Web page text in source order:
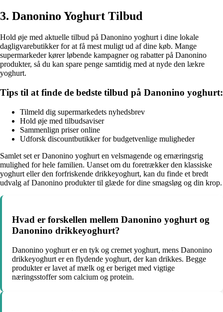
3. Danonino Yoghurt Tilbud
Hold øje med aktuelle tilbud på Danonino yoghurt i dine lokale
dagligvarebutikker for at få mest muligt ud af dine køb. Mange
supermarkeder kører løbende kampagner og rabatter på Danonino
produkter, så du kan spare penge samtidig med at nyde den lækre
yoghurt.
Tips til at finde de bedste tilbud på Danonino yoghurt:
Tilmeld dig supermarkedets nyhedsbrev
Hold øje med tilbudsaviser
Sammenlign priser online
Udforsk discountbutikker for budgetvenlige muligheder
Samlet set er Danonino yoghurt en velsmagende og ernæringsrig
mulighed for hele familien. Uanset om du foretrækker den klassiske
yoghurt eller den forfriskende drikkeyoghurt, kan du finde et bredt
udvalg af Danonino produkter til glæde for dine smagsløg og din krop.
Hvad er forskellen mellem Danonino yoghurt og
Danonino drikkeyoghurt?
Danonino yoghurt er en tyk og cremet yoghurt, mens Danonino
drikkeyoghurt er en flydende yoghurt, der kan drikkes. Begge
produkter er lavet af mælk og er beriget med vigtige
næringsstoffer som calcium og protein.